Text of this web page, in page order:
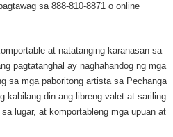
sa 888-810-8871 o online
at natatanging karanasan sa
pagtatanghal ay naghahandog ng mga
sa mga paboritong artista sa Pechanga
kabilang din ang libreng valet at sariling
lugar, at komportableng mga upuan at